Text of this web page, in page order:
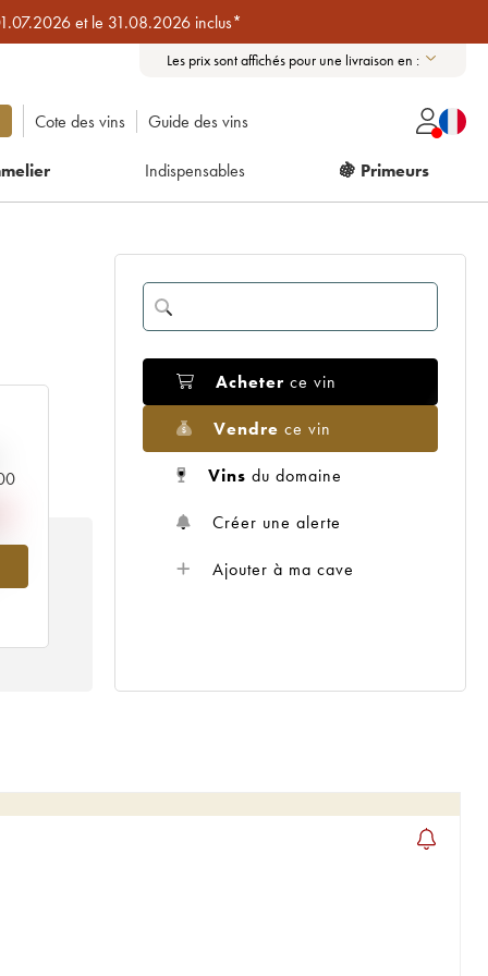
et le 31.08.2026 inclus*
Les prix sont affichés pour une livraison en :
Cote des vins Guide des vins
Indispensables 🍇 Primeurs
Acheter ce vin
Vendre ce vin
Vins du domaine
Créer une alerte
Ajouter à ma cave